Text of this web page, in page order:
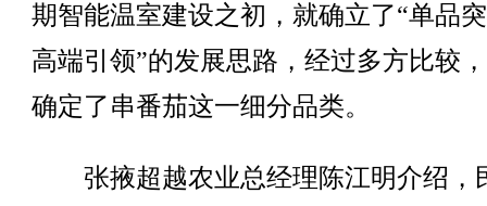
期智能温室建设之初，就确立了“单品
高端引领”的发展思路，经过多方比较
确定了串番茄这一细分品类。
张掖超越农业总经理陈江明介绍，